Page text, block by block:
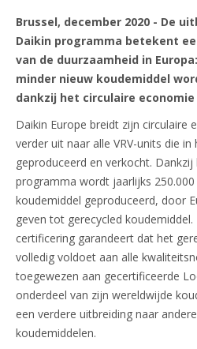
Brussel, december 2020 - De
Daikin programma betekent
van de duurzaamheid in
minder nieuw koudemiddel
dankzij het circulaire
Daikin Europe breidt zijn circulaire
verder uit naar alle VRV-units die
geproduceerd en verkocht.
programma wordt jaarlijks
koudemiddel geproduceerd, door
geven tot gerecycled
certificering garandeert dat het
volledig voldoet aan alle
toegewezen aan gecertificeerde
onderdeel van zijn wereldwijde
een verdere uitbreiding naar
koudemiddelen.